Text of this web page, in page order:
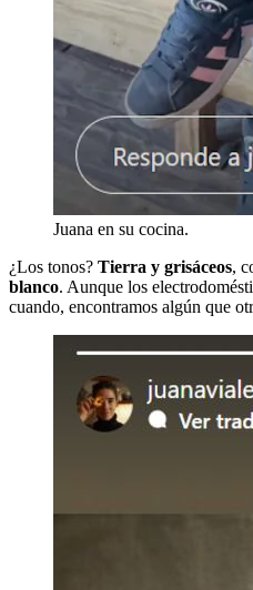
Juana en su cocina.
¿Los tonos? Tierra y grisáceos,
blanco. Aunque los
cuando, encontramos algún que